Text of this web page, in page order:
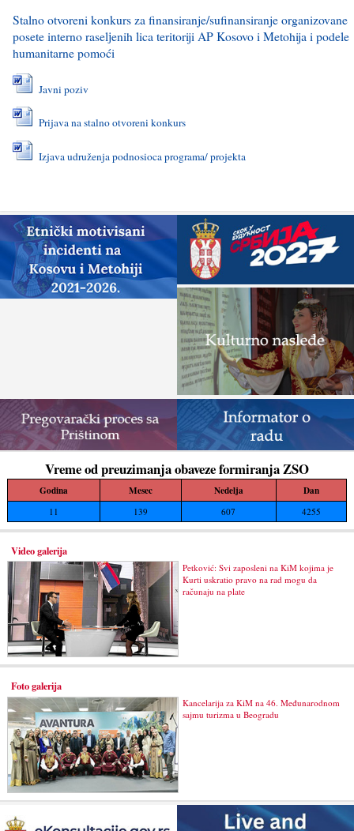
Stalno otvoreni konkurs za finansiranje/sufinansiranje organizovane
posete interno raselјenih lica teritoriji AP Kosovo i Metohija i podele
humanitarne pomoći
Javni poziv
Prijava na stalno otvoreni konkurs
Izjava udruženja podnosioca programa/ projekta
Vreme od preuzimanja obaveze formiranja ZSO
Godina Mesec Nedelja Dan
11 139 607 4255
Video galerija
Petković: Svi zaposleni na KiM kojima je
Kurti uskratio pravo na rad mogu da
računaju na plate
Foto galerija
Kancelarija za KiM na 46. Međunarodnom
sajmu turizma u Beogradu